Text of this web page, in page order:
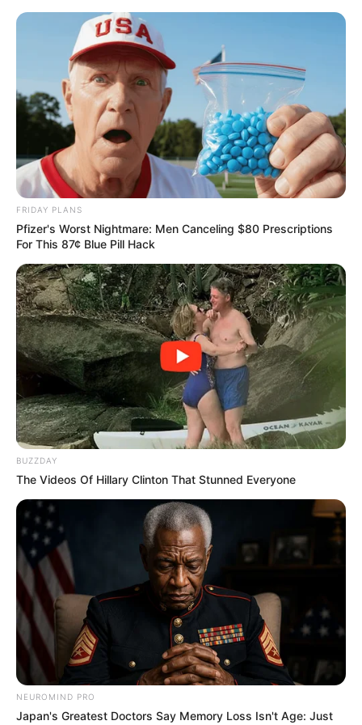
Skip
Chinesisches
Rindfleisch mit
Zwiebeln
September 3, 2025 byAnna_Muller
FRIDAY PLANS
Pfizer's Worst Nightmare: Men Canceling $80 Prescriptions
For This 87¢ Blue Pill Hack
BUZZDAY
The Videos Of Hillary Clinton That Stunned Everyone
NEUROMIND PRO
Japan's Greatest Doctors Say Memory Loss Isn't Age: Just